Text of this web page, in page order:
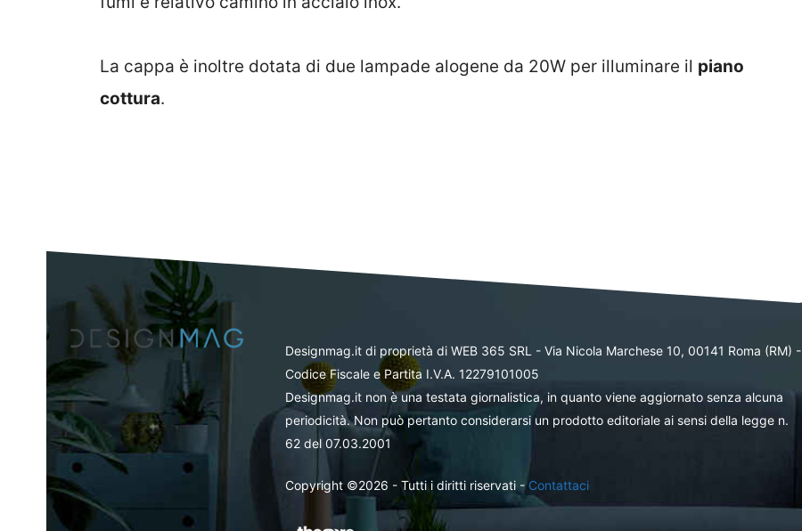
La cappa è inoltre dotata di due lampade alogene da 20W per illuminare il piano
cottura.
Designmag.it di proprietà di WEB 365 SRL - Via Nicola Marchese 10, 00141 Roma (RM) -
Codice Fiscale e Partita I.V.A. 12279101005
Designmag.it non è una testata giornalistica, in quanto viene aggiornato senza alcuna
periodicità. Non può pertanto considerarsi un prodotto editoriale ai sensi della legge n.
62 del 07.03.2001
Copyright ©2026 - Tutti i diritti riservati -Contattaci